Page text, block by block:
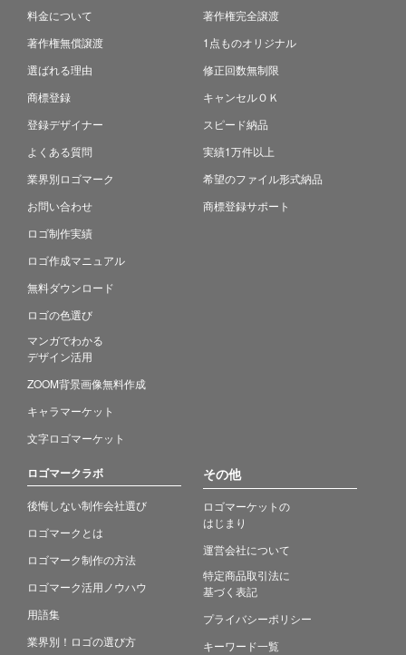
料金について
著作権無償譲渡
選ばれる理由
商標登録
登録デザイナー
よくある質問
業界別ロゴマーク
お問い合わせ
ロゴ制作実績
ロゴ作成マニュアル
無料ダウンロード
ロゴの色選び
マンガでわかる
デザイン活用
ZOOM背景画像無料作成
キャラマーケット
文字ロゴマーケット
著作権完全譲渡
1点ものオリジナル
修正回数無制限
キャンセルＯＫ
スピード納品
実績1万件以上
希望のファイル形式納品
商標登録サポート
ロゴマークラボ
後悔しない制作会社選び
ロゴマークとは
ロゴマーク制作の方法
ロゴマーク活用ノウハウ
用語集
業界別！ロゴの選び方
その他
ロゴマーケットの
はじまり
運営会社について
特定商品取引法に
基づく表記
プライバシーポリシー
キーワード一覧